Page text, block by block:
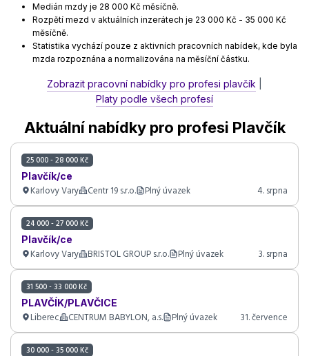
Medián mzdy je 28 000 Kč měsíčně.
Rozpětí mezd v aktuálních inzerátech je 23 000 Kč - 35 000 Kč
měsíčně.
Statistika vychází pouze z aktivních pracovních nabídek, kde byla
mzda rozpoznána a normalizována na měsíční částku.
Zobrazit pracovní nabídky pro profesi plavčík
Platy podle všech profesí
Aktuální nabídky pro profesi Plavčík
25 000 - 28 000 Kč
Plavčík/ce
Karlovy Vary Centr 19 s.r.o. Plný úvazek 4. srpna
24 000 - 27 000 Kč
Plavčík/ce
Karlovy Vary BRISTOL GROUP s.r.o. Plný úvazek 3. srpna
31 500 - 33 000 Kč
PLAVČÍK/PLAVČICE
Liberec CENTRUM BABYLON, a.s. Plný úvazek 31. července
30 000 - 35 000 Kč